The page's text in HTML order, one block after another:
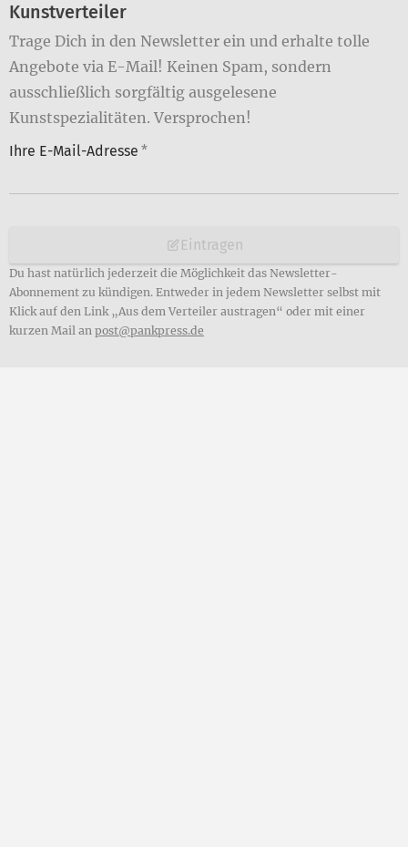
Kunstverteiler
Trage Dich in den Newsletter ein und erhalte tolle
Angebote via E-Mail! Keinen Spam, sondern
ausschließlich sorgfältig ausgelesene
Kunstspezialitäten. Versprochen!
Ihre E-Mail-Adresse *
Eintragen
Du hast natürlich jederzeit die Möglichkeit das Newsletter-
Abonnement zu kündigen. Entweder in jedem Newsletter selbst mit
Klick auf den Link „Aus dem Verteiler austragen“ oder mit einer
kurzen Mail an post@pankpress.de